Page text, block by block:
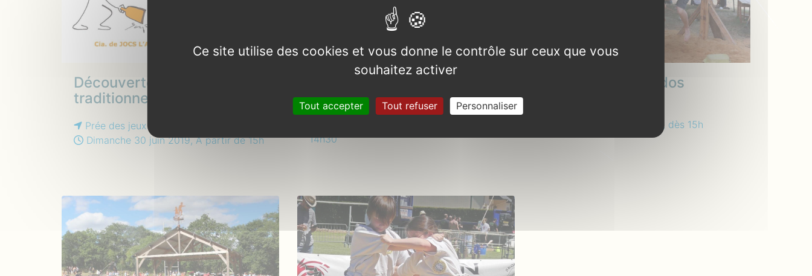
Découverte de jeux
traditionnels catalans
Prée des jeux
Dimanche 30 juin 2019, À partir de 15h
Bois des Korrigans
14h30
Pour nos chers ados
Dimanche 28 juin 2026, dès 15h
Ce site utilise des cookies et vous donne le contrôle sur ceux que vous
souhaitez activer
Tout accepter Tout refuser Personnaliser